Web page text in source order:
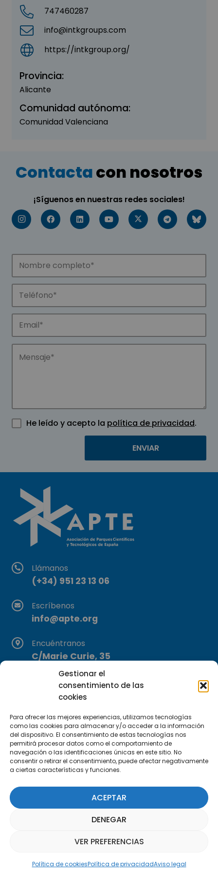
Gestionar el
consentimiento de las
cookies
Para ofrecer las mejores experiencias, utilizamos tecnologías
como las cookies para almacenar y/o acceder a la información
del dispositivo. El consentimiento de estas tecnologías nos
permitirá procesar datos como el comportamiento de
navegación o las identificaciones únicas en este sitio. No
consentir o retirar el consentimiento, puede afectar negativamente
a ciertas características y funciones.
ACEPTAR
DENEGAR
VER PREFERENCIAS
Política de cookiesPolítica de privacidadAviso legal
747460287
info@intkgroups.com
https://intkgroup.org/
Provincia:
Alicante
Comunidad autónoma:
Comunidad Valenciana
Contactacon nosotros
¡Síguenos en nuestras redes sociales!
He leído y acepto la política de privacidad.
Llámanos
(+34) 951 23 13 06
Escríbenos
info@apte.org
Encuéntranos
C/Marie Curie, 35
29590 Campanillas, Málaga
Suscríbete a nuestra Newsletter
SUSCRÍBETE AQUÍ